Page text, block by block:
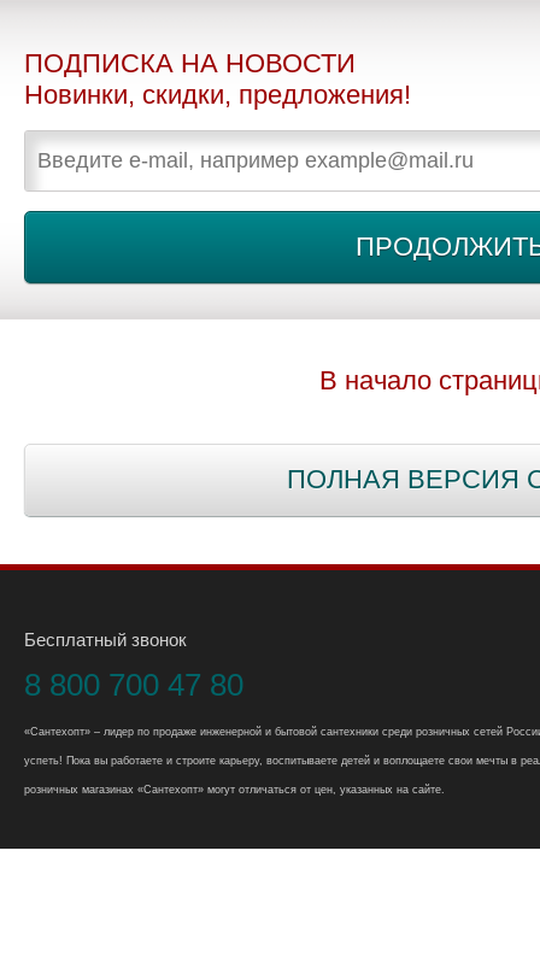
ПОДПИСКА НА НОВОСТИ
Новинки, скидки, предложения!
В начало
ПОЛНАЯ ВЕРСИЯ
Бесплатный звонок
8 800 700 47 80
«Сантехопт» – лидер по продаже инженерной и бытовой сантехники среди розничных сетей
успеть! Пока вы работаете и строите карьеру, воспитываете детей и воплощаете свои мечты в
розничных магазинах «Сантехопт» могут отличаться от цен, указанных на сайте.